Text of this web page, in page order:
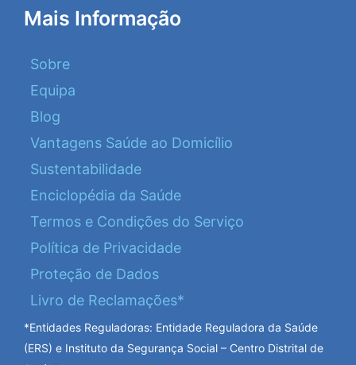
Mais Informação
Sobre
Equipa
Blog
Vantagens Saúde ao Domicílio
Sustentabilidade
Enciclopédia da Saúde
Termos e Condições do Serviço
Política de Privacidade
Proteção de Dados
Livro de Reclamações*
*Entidades Reguladoras: Entidade Reguladora da Saúde
(ERS) e Instituto da Segurança Social – Centro Distrital de